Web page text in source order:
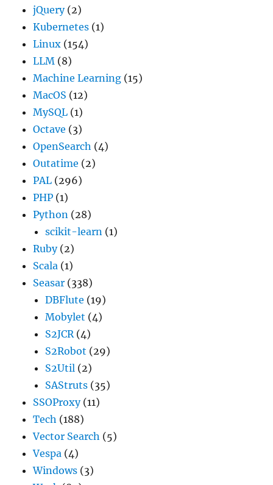
jQuery(2)
Kubernetes (1)
Linux (154)
LLM (8)
Machine Learning (15)
MacOS (12)
MySQL (1)
Octave (3)
OpenSearch (4)
Outatime (2)
PAL (296)
PHP (1)
Python (28)
scikit-learn (1)
Ruby(2)
Scala (1)
Seasar (338)
DBFlute (19)
Mobylet (4)
S2JCR(4)
S2Robot (29)
S2Util (2)
SAStruts (35)
SSOProxy(11)
Tech (188)
Vector Search (5)
Vespa (4)
Windows (3)